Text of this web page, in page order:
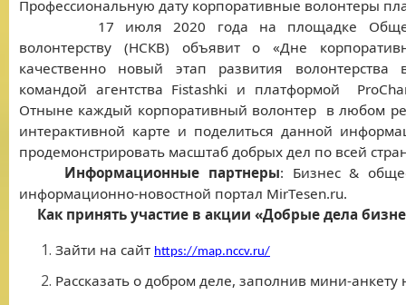
Профессиональную дату корпоративные волонтеры
17 июля 2020 года на площадке
волонтерству (НСКВ) объявит о «Дне
качественно новый этап развития
командой агентства Fistashki и платформой
Отныне каждый корпоративный волонтер в любом
интерактивной карте и поделиться данной
продемонстрировать масштаб добрых дел по всей
Информационные партнеры: Бизнес &
информационно-новостной портал MirTesen.ru.
Как принять участие в акции «Добрые дела
Зайти на сайт https://map.nccv.ru/
Рассказать о добром деле, заполнив мини-анкету